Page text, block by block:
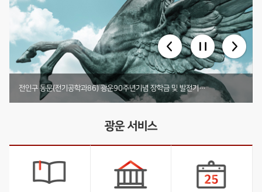
기부 내역 전체 보러가기
부동산법무학과 박사동문, 발전기금 4천2백12만원 기부
미디어커뮤니케이션학부 둥지장학회, 1천4백61만원 기탁
광운대학교 총동문회 발전기금 총 2천만원 기부
카카오페이, IT교육 지원사업에 3년간 3억 기부 실천!
문지영기부자 아이스하키부 발전기금 1천만원 기부 전인구 동문(전기공학과86) 광운90주년기념 장학금 및 발전기금 1억원 기부
광운 서비스